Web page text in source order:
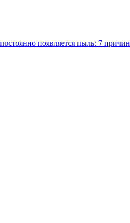
появляется пыль: 7 причин